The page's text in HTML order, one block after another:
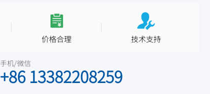
价格合理 技术支持
手机/微信
+86 13382208259